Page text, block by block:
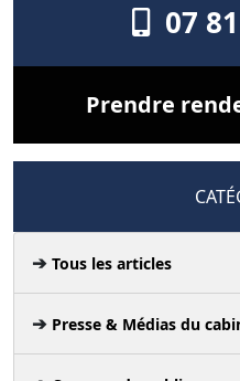
07 81
Prendre
Tous les articles
Presse & Médias du